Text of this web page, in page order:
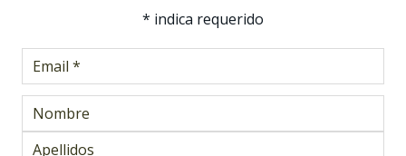
* indica requerido